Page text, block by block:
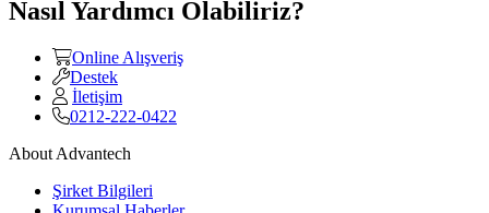
Nasıl Yardımcı Olabiliriz?
Online Alışveriş
Destek
İletişim
0212-222-0422
About Advantech
Şirket Bilgileri